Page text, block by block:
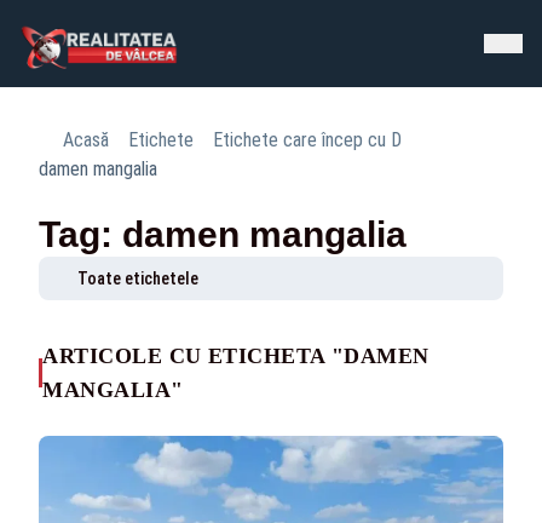
Acasă Etichete
Etichete care încep cu D
damen mangalia
Tag: damen mangalia
Toate etichetele
ARTICOLE CU ETICHETA "DAMEN
MANGALIA"